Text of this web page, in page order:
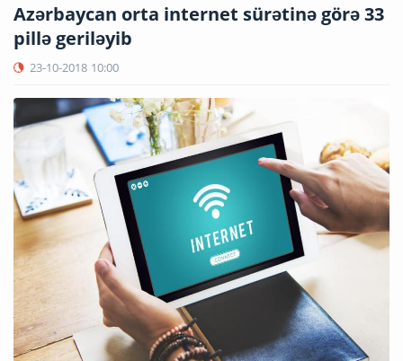
Azərbaycan orta internet sürətinə görə 33
pillə geriləyib
23-10-2018 10:00